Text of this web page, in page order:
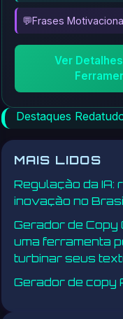
💬Frases
Ver
Destaques
MAIS LIDOS
Regulação da IA:
inovação no
Gerador de Copy
uma ferramenta
turbinar seus
Gerador de copy